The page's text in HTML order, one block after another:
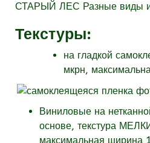
СТАРЫЙ ЛЕС Разные виды
Текстуры:
на гладкой
мкрн,
Виниловые на
основе, текстура
максимальная ширина